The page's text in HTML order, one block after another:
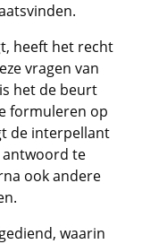
heeft het recht
vragen van
het de beurt
formuleren op
de interpellant
antwoord te
ook andere
waarin